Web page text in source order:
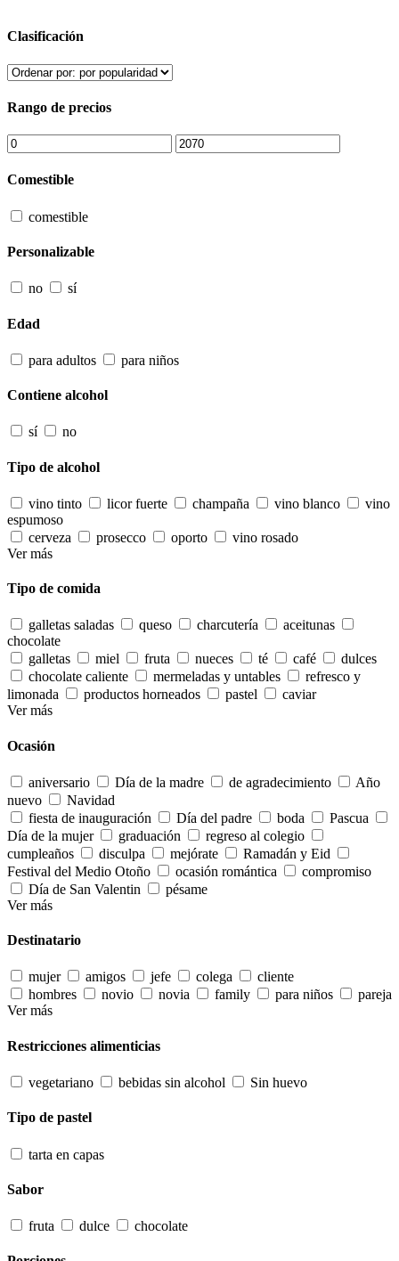
Clasificación
Rango de precios
Comestible
comestible
Personalizable
no sí
Edad
para adultos para niños
Contiene alcohol
sí no
Tipo de alcohol
vino tinto licor fuerte champaña vino blanco
vino
espumoso
cerveza
prosecco oporto
vino rosado
Ver más
Tipo de comida
galletas saladas queso charcutería
aceitunas
chocolate
galletas
miel fruta nueces té café
dulces
chocolate caliente
mermeladas y untables
refresco y
limonada
productos horneados pastel
caviar
Ver más
Ocasión
aniversario Día de la madre de agradecimiento
Año
nuevo
Navidad
fiesta de inauguración
Día del padre boda
Pascua
Día de la mujer
graduación
regreso al colegio
cumpleaños
disculpa mejórate
Ramadán y Eid
Festival del Medio Otoño
ocasión romántica
compromiso
Día de San Valentin
pésame
Ver más
Destinatario
mujer amigos jefe colega
cliente
hombres
novio novia family para niños
pareja
Ver más
Restricciones alimenticias
vegetariano bebidas sin alcohol Sin huevo
Tipo de pastel
tarta en capas
Sabor
fruta dulce chocolate